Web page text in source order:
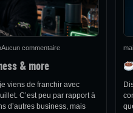
Aucun commentaire
& more
viens de franchir avec
C’est peu par rapport à
d’autres business, mais